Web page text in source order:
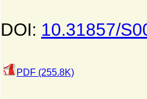
DOI: 10.31857/
PDF (255.8K)